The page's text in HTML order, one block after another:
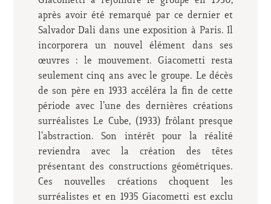
après avoir été remarqué par ce dernier et
Salvador Dali dans une exposition à Paris. Il
incorporera un nouvel élément dans ses
œuvres : le mouvement. Giacometti resta
seulement cinq ans avec le groupe. Le décès
de son père en 1933 accéléra la fin de cette
période avec l’une des dernières créations
surréalistes Le Cube, (1933) frôlant presque
l’abstraction. Son intérêt pour la réalité
reviendra avec la création des têtes
présentant des constructions géométriques.
Ces nouvelles créations choquent les
surréalistes et en 1935 Giacometti est exclu